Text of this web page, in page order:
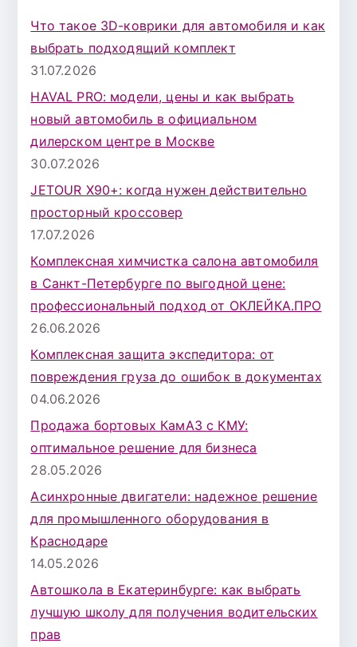
Что такое 3D-коврики для автомобиля и как
выбрать подходящий комплект
31.07.2026
HAVAL PRO: модели, цены и как выбрать
новый автомобиль в официальном
дилерском центре в Москве
30.07.2026
JETOUR X90+: когда нужен действительно
просторный кроссовер
17.07.2026
Комплексная химчистка салона автомобиля
в Санкт-Петербурге по выгодной цене:
профессиональный подход от ОКЛЕЙКА.ПРО
26.06.2026
Комплексная защита экспедитора: от
повреждения груза до ошибок в документах
04.06.2026
Продажа бортовых КамАЗ с КМУ:
оптимальное решение для бизнеса
28.05.2026
Асинхронные двигатели: надежное решение
для промышленного оборудования в
Краснодаре
14.05.2026
Автошкола в Екатеринбурге: как выбрать
лучшую школу для получения водительских
прав